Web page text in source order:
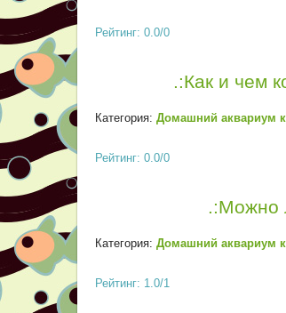
Рейтинг: 0.0/0
.:Как и чем
Категория: Домашний аквариум
Рейтинг: 0.0/0
.:Можно
Категория: Домашний аквариум
Рейтинг: 1.0/1